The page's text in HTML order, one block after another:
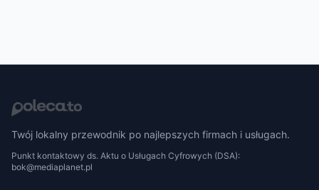
Twój lokalny przewodnik po najlepszych firmach i usługach.
Punkt kontaktowy ds. Aktu o Usługach Cyfrowych (DSA):
bok@mediaplanet.pl